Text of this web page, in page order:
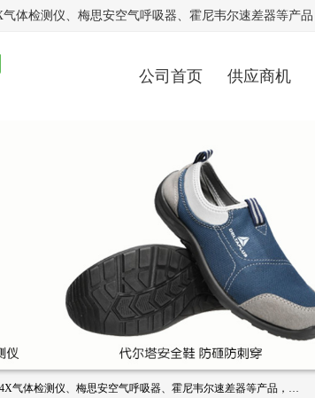
公司首页 供应商机
北京中创汇安科贸有限公司专业生产救援三脚架、天鹰4X气体检测仪、梅思安空气呼吸器、霍尼韦尔速差器等产品，品质保障，价格合理，欢迎在线致电咨询。